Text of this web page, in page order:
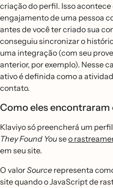
criação do perfil. Isso
engajamento de uma pessoa
antes de você ter criado sua
conseguiu sincronizar o
uma integração (com seu
anterior, por exemplo). Nesse
ativo é definida como a
contato.
Como eles encontraram
Klaviyo só preencherá um
They Found Youseo
em seu site.
O valorSource representa
site quando o JavaScript de